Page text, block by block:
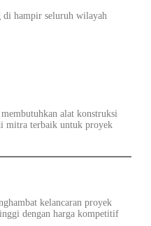
di hampir seluruh wilayah
alat konstruksi
mitra terbaik untuk proyek
kelancaran proyek
dengan harga kompetitif